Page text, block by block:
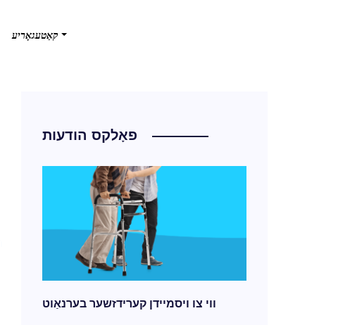
קאַטעגאָריע
פאָלקס הודעות
ווי צו ויסמיידן קערידזשער בערנאַוט